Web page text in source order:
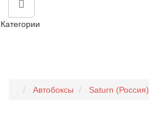
Категории
Автобоксы Saturn (Россия)